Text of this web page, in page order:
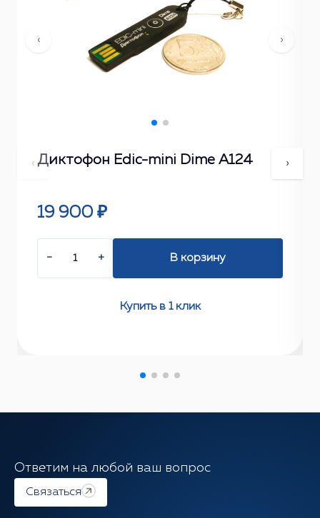
‹ ›
Диктофон Edic-mini Dime А124
19 900 ₽
− + В корзину
Купить в 1 клик
‹ ›
Ответим на любой ваш вопрос
Связаться